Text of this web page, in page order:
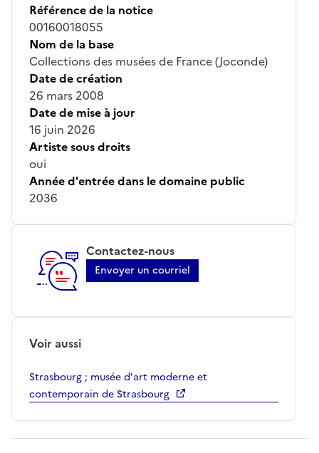
Référence de la notice
00160018055
Nom de la base
Collections des musées de France (Joconde)
Date de création
26 mars 2008
Date de mise à jour
16 juin 2026
Artiste sous droits
oui
Année d'entrée dans le domaine public
2036
Contactez-nous
Envoyer un courriel
Voir aussi
Strasbourg ; musée d'art moderne et
contemporain de Strasbourg